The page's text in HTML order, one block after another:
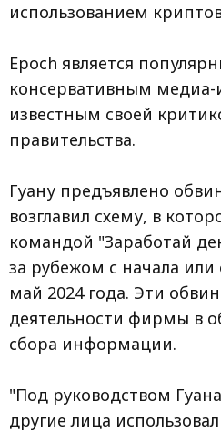
использованием
Epoch является
консервативным
известным своей
правительства.
Гуану предъявлено
возглавил схему, в
командой "Заработай
за рубежом с начала или
май 2024 года. Эти
деятельности фирмы в
сбора информации.
"Под руководством
другие лица